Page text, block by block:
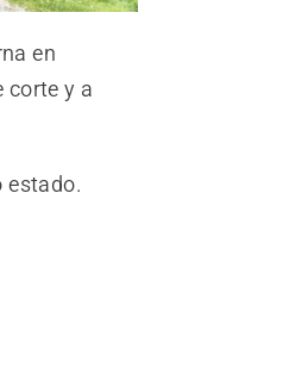
en
corte y a
estado.